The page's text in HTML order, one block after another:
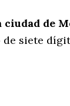
de
siete